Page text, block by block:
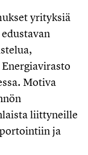
yrityksiä
Motiva
liittyneille
ja